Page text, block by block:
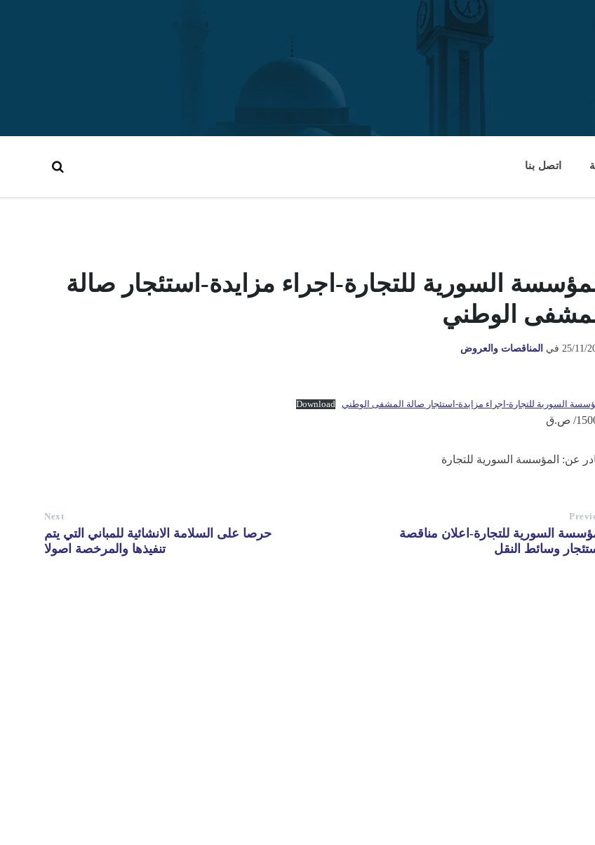
اتصل بنا
السورية للتجارة-اجراء مزايدة-استئجار صالة
الوطني
25/11/ في المناقصات والعروض
السورية للتجارة-اجراء مزايدة-استئجار صالة المشفى الوطني Download
3/ ص.ق
عن: المؤسسة السورية للتجارة
السورية للتجارة-اعلان مناقصة
وسائط النقل
Next
حرصا على السلامة الانشائية للمباني التي يتم
تنفيذها والمرخصة اصولا